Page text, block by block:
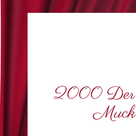
2000 Der
Muck